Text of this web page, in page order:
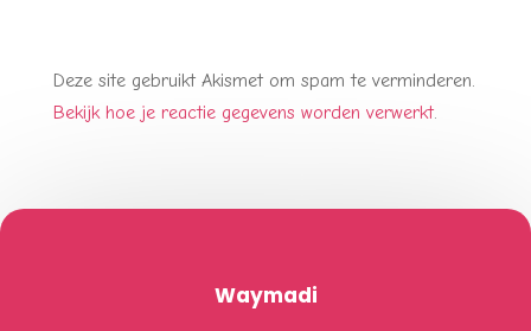
Deze site gebruikt Akismet om spam te verminderen.
Bekijk hoe je reactie gegevens worden verwerkt.
Waymadi